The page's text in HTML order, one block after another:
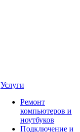
Услуги
Ремонт
компьютеров и
ноутбуков
Подключение и